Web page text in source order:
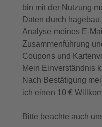
bin mit der Nutzung
Daten durch hagebau
Analyse meines E-
Zusammenführung
Coupons und
Mein Einverständnis
Nach Bestätigung
ich einen 10 €
Bitte beachte auch